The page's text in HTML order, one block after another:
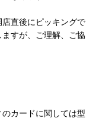
直後にピッキングで
すが、ご理解、ご協
カードに関しては型